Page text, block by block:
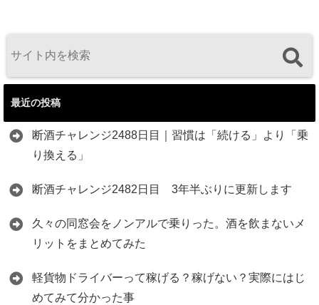
最近の投稿
断酒チャレンジ2488日目｜習慣は「続ける」より「乗
り換える」
断酒チャレンジ2482日目 3年半ぶりに更新します
久々の同窓会をノンアルで乗りった。酒を飲まないメ
リットをまとめてみた
軽貨物ドライバーって稼げる？稼げない？実際にはじ
めてみて分かった事